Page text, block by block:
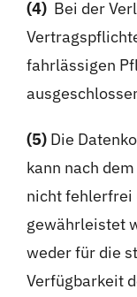
(4)Bei der
fahrlässigen
(5)Die
kann nach
nicht fehlerfrei
gewährleistet
weder für die
Verfügbarkeit